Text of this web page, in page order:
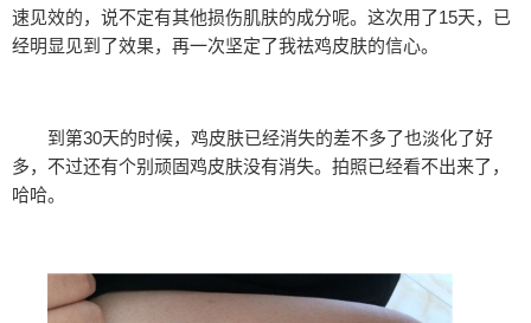
速见效的，说不定有其他损伤肌肤的成分呢。这次用了15天，已
经明显见到了效果，再一次坚定了我祛鸡皮肤的信心。
到第30天的时候，鸡皮肤已经消失的差不多了也淡化了好
多，不过还有个别顽固鸡皮肤没有消失。拍照已经看不出来了，
哈哈。